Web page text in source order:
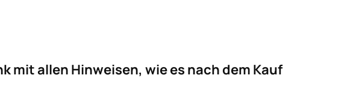
allen Hinweisen, wie es nach dem Kauf